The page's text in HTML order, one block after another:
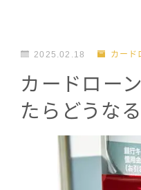
2025.02.18 カード
カードロー
たらどうなる